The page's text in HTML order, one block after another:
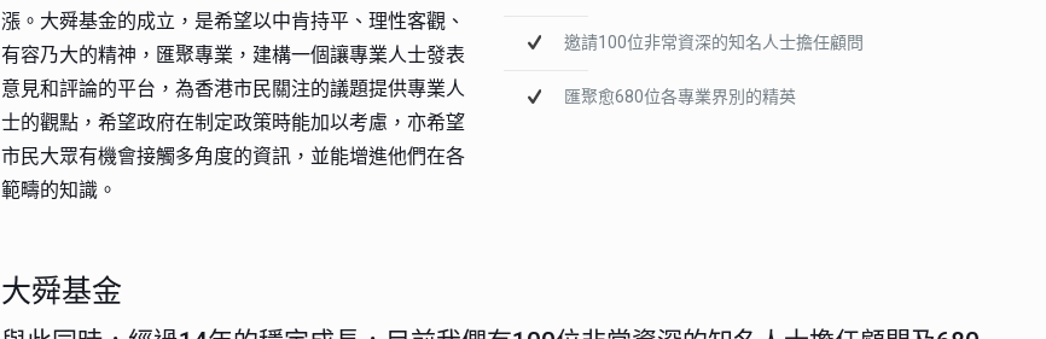
漲。大舜基金的成立，是希望以中肯持平、理性客觀、
有容乃大的精神，匯聚專業，建構一個讓專業人士發表
意見和評論的平台，為香港市民關注的議題提供專業人
士的觀點，希望政府在制定政策時能加以考慮，亦希望
市民大眾有機會接觸多角度的資訊，並能增進他們在各
範疇的知識。
邀請100位非常資深的知名人士擔任顧問
匯聚愈680位各專業界別的精英
大舜基金